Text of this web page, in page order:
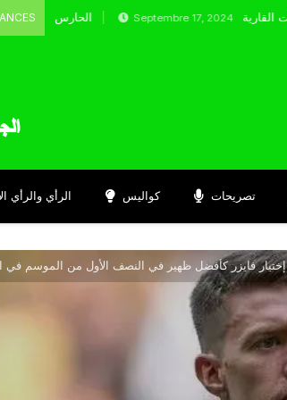
Septembre 17, 2024
الرأي والرأي كواليس تصريحات
إختيار فايزر كأفضل ظهير في النصف الأول من الموسم في